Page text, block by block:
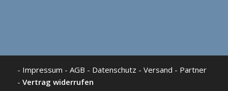
- Impressum - AGB - Datenschutz - Versand - Partner
- Vertrag widerrufen